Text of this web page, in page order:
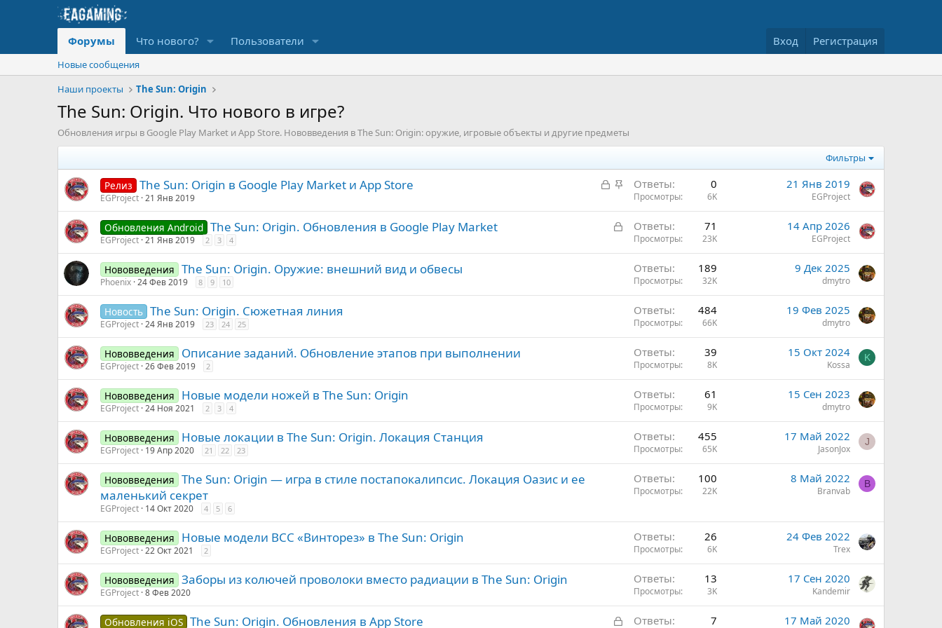
Форумы Что нового? Пользователи Вход Регистрация
Новые сообщения
Наши проекты
The Sun: Origin
The Sun: Origin. Что нового в игре?
Обновления игры в Google Play Market и App Store. Нововведения в The Sun: Origin: оружие, игровые объекты и другие предметы
Фильтры
З
к
р
т
З
к
р
п
Релиз The Sun: Origin в Google Play Market и App Store
EGProject 21 Янв 2019
Ответы 0
Просмотры 6K
21 Янв 2019
EGProject
З
к
т
Обновления Android The Sun: Origin. Обновления в Google Play Market
EGProject 21 Янв 2019 2 3 4
Ответы 71
Просмотры 23K
14 Апр 2026
EGProject
Нововведения The Sun: Origin. Оружие: внешний вид и обвесы
Phoenix 24 Фев 2019 8 9 10
Ответы 189
Просмотры 32K
9 Дек 2025
dmytro
Новость The Sun: Origin. Сюжетная линия
EGProject 24 Янв 2019 23 24 25
Ответы 484
Просмотры 66K
19 Фев 2025
dmytro
Нововведения Описание заданий. Обновление этапов при выполнении
EGProject 26 Фев 2019 2
Ответы 39
Просмотры 8K
15 Окт 2024
Kossa
K
Нововведения Новые модели ножей в The Sun: Origin
EGProject 24 Ноя 2021 2 3 4
Ответы 61
Просмотры 9K
15 Сен 2023
dmytro
Нововведения Новые локации в The Sun: Origin. Локация Станция
EGProject 19 Апр 2020 21 22 23
Ответы 455
Просмотры 65K
17 Май 2022
JasonJox
J
Нововведения The Sun: Origin — игра в стиле постапокалипсис. Локация Оазис и ее
маленький секрет
EGProject 14 Окт 2020 4 5 6
Ответы 100
Просмотры 22K
8 Май 2022
Branvab
B
Нововведения Новые модели ВСС «Винторез» в The Sun: Origin
EGProject 22 Окт 2021 2
Ответы 26
Просмотры 6K
24 Фев 2022
Trex
Нововведения Заборы из колючей проволоки вместо радиации в The Sun: Origin
EGProject 8 Фев 2020
Ответы 13
Просмотры 3K
17 Сен 2020
Kandemir
З
Обновления iOS The Sun: Origin. Обновления в App Store Ответы 7 17 Май 2020